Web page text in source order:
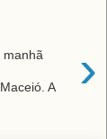
›
manhã
A